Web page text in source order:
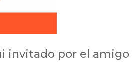
invitado por el amigo